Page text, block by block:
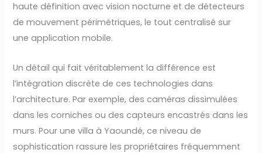
haute définition avec vision nocturne et de détecteurs
de mouvement périmétriques, le tout centralisé sur
une application mobile.
Un détail qui fait véritablement la différence est
l’intégration discrète de ces technologies dans
l’architecture. Par exemple, des caméras dissimulées
dans les corniches ou des capteurs encastrés dans les
murs. Pour une villa à Yaoundé, ce niveau de
sophistication rassure les propriétaires fréquemment